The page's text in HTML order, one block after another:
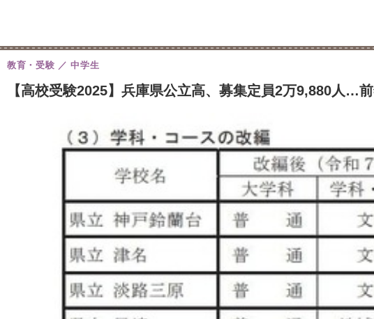
【高校受験2025】兵庫県公立高、募集定員2万9,880人…
教育・受験 中学生